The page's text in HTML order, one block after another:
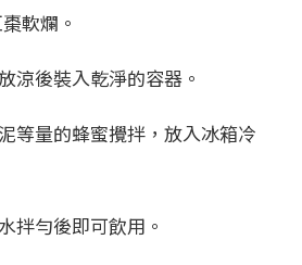
軟爛。
涼後裝入乾淨的容器。
等量的蜂蜜攪拌，放入冰箱冷
拌勻後即可飲用。